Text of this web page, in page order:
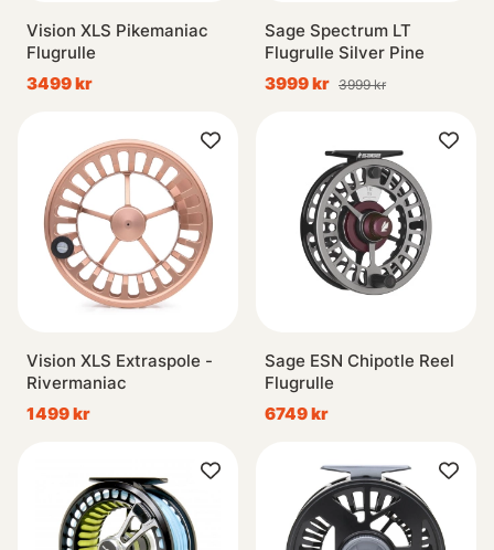
Vision XLS Pikemaniac
Flugrulle
3499 kr
Sage Spectrum LT
Flugrulle Silver Pine
3999 kr 3999 kr
Vision XLS Extraspole -
Rivermaniac
1499 kr
Sage ESN Chipotle Reel
Flugrulle
6749 kr